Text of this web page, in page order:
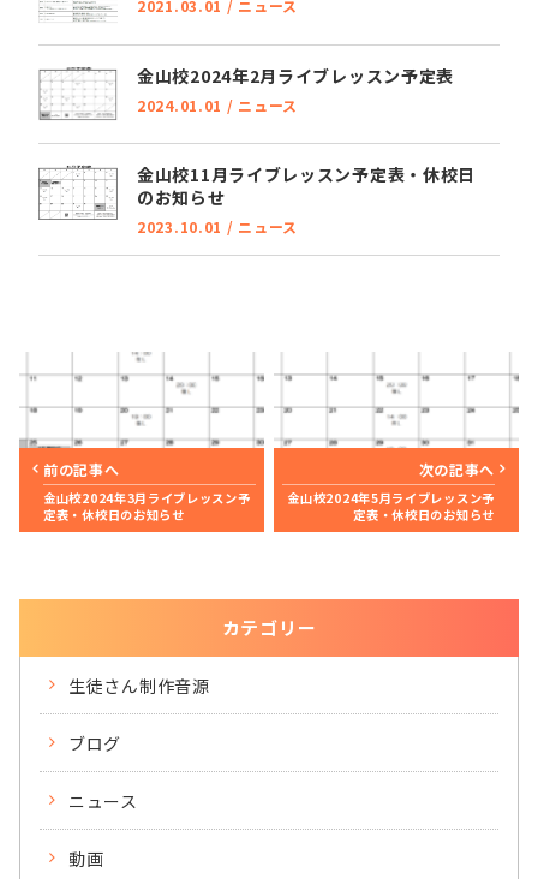
2021.03.01 / ニュース
金山校2024年2月ライブレッスン予定表
2024.01.01 / ニュース
金山校11月ライブレッスン予定表・休校日
のお知らせ
2023.10.01 / ニュース
前の記事へ
金山校2024年3月ライブレッスン予
定表・休校日のお知らせ
次の記事へ
金山校2024年5月ライブレッスン予
定表・休校日のお知らせ
カテゴリー
生徒さん制作音源
ブログ
ニュース
動画